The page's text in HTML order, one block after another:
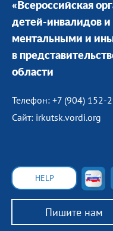
«Всероссийская
детей-инвалидов и
ментальными и
в
области
Телефон: +7 (904) 152-
Сайт: irkutsk.vordi.org
Пишите нам
HELP